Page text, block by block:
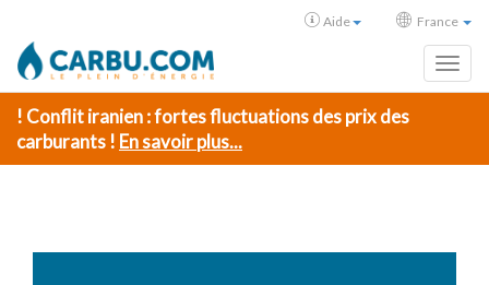
Aide France
! Conflit iranien : fortes fluctuations des prix des
carburants ! En savoir plus...